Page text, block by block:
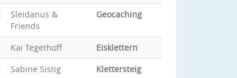
Sleidanus &
Friends
Geocaching
Kai Tegethoff
Eisklettern
Sabine Sistig Klettersteig